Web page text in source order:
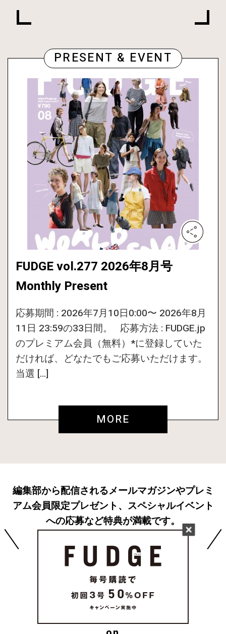
PRESENT & EVENT
FUDGE vol.277 2026年8月号
Monthly Present
応募期間 : 2026年7月10日0:00〜 2026年8月
11日 23:59の33日間。 応募方法 : FUDGE.jp
のプレミアム会員（無料）*に登録していた
だければ、どなたでもご応募いただけます。
当選 […]
MORE
編集部から配信されるメールマガジンやプレミ
アム会員限定プレゼント、スペシャルイベント
への応募など特典が満載です。
新規会員登録